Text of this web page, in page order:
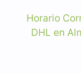
Horario
DHL en